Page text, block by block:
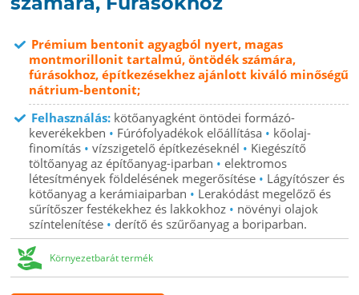
Prémium bentonit agyagból nyert, magas
montmorillonit tartalmú, öntödék számára,
fúrásokhoz, építkezésekhez ajánlott kiváló minőségű
nátrium-bentonit;
Felhasználás: kötőanyagként öntödei formázó-
keverékekben • Fúrófolyadékok előállítása • kőolaj-
finomítás • vízszigetelő építkezéseknél • Kiegészítő
töltőanyag az építőanyag-iparban • elektromos
létesítmények földelésének megerősítése • Lágyítószer és
kötőanyag a kerámiaiparban • Lerakódást megelőző és
sűrítőszer festékekhez és lakkokhoz • növényi olajok
színtelenítése • derítő és szűrőanyag a boriparban.
Környezetbarát termék